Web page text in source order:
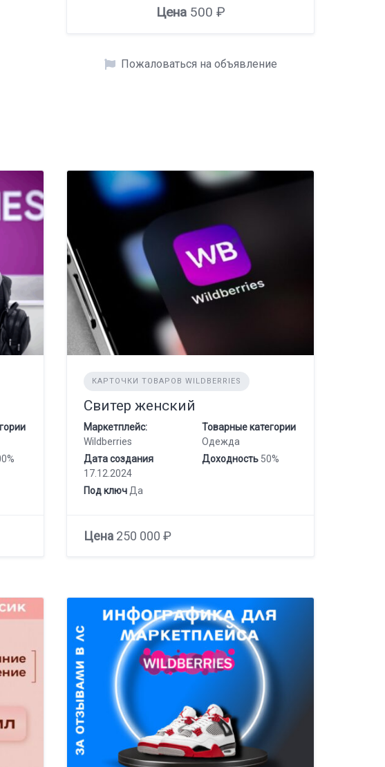
Цена500 ₽
Пожаловаться на объявление
КАРТОЧКИ ТОВАРОВ WILDBERRIES
Свитер женский
Маркетплейс:
Wildberries
Товарные категории
Одежда
Дата создания
17.12.2024
Доходность50%
Под ключДа
Цена 250 000 ₽